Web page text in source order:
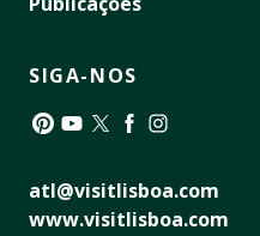
SIGA-NOS
atl@visitlisboa.com
www.visitlisboa.com